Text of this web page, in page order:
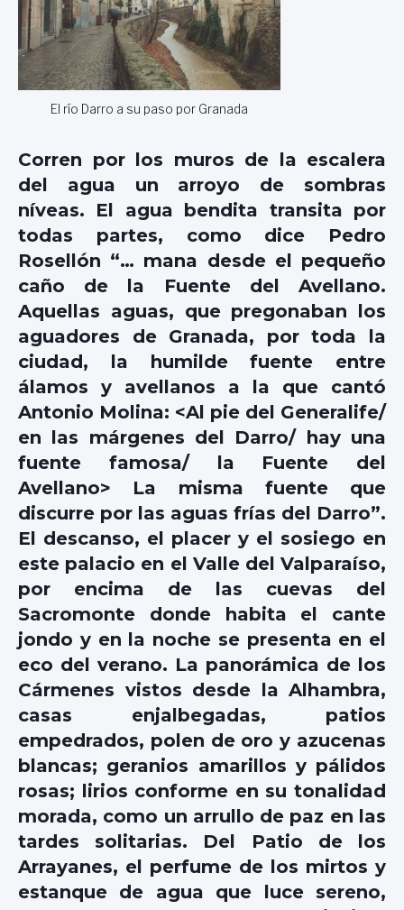
El río Darro a su paso por Granada
Corren por los muros de la escalera
del agua un arroyo de sombras
níveas. El agua bendita transita por
todas partes, como dice Pedro
Rosellón “… mana desde el pequeño
caño de la Fuente del Avellano.
Aquellas aguas, que pregonaban los
aguadores de Granada, por toda la
ciudad, la humilde fuente entre
álamos y avellanos a la que cantó
Antonio Molina: <Al pie del Generalife/
en las márgenes del Darro/ hay una
fuente famosa/ la Fuente del
Avellano> La misma fuente que
discurre por las aguas frías del Darro”.
El descanso, el placer y el sosiego en
este palacio en el Valle del Valparaíso,
por encima de las cuevas del
Sacromonte donde habita el cante
jondo y en la noche se presenta en el
eco del verano. La panorámica de los
Cármenes vistos desde la Alhambra,
casas enjalbegadas, patios
empedrados, polen de oro y azucenas
blancas; geranios amarillos y pálidos
rosas; lirios conforme en su tonalidad
morada, como un arrullo de paz en las
tardes solitarias. Del Patio de los
Arrayanes, el perfume de los mirtos y
estanque de agua que luce sereno,